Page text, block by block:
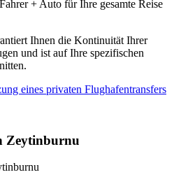
+ Auto für Ihre gesamte Reise
Ihnen die Kontinuität Ihrer
und ist auf Ihre spezifischen
eines privaten Flughafentransfers
Zeytinburnu